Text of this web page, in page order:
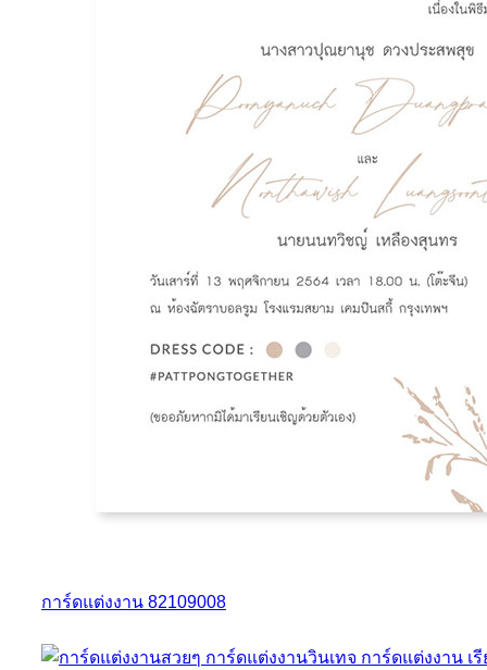
การ์ดแต่งงาน 82109008